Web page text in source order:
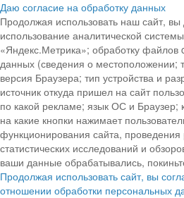
Даю согласие на обработку данных
Продолжая использовать наш сайт, вы
использование аналитической
«Яндекс.Метрика»; обработку файлов
данных (сведения о местоположении;
версия Браузера; тип устройства и
источник откуда пришел на сайт
по какой рекламе; язык ОС и Браузер;
на какие кнопки нажимает
функционирования сайта, проведения
статистических исследований и
ваши данные обрабатывались,
Продолжая использовать сайт, вы
отношении обработки персональных